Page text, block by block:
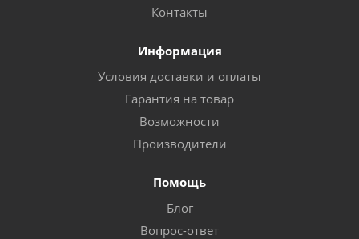
Контакты
Информация
Условия доставки и оплаты
Гарантия на товар
Возможности
Производители
Помощь
Блог
Вопрос-ответ